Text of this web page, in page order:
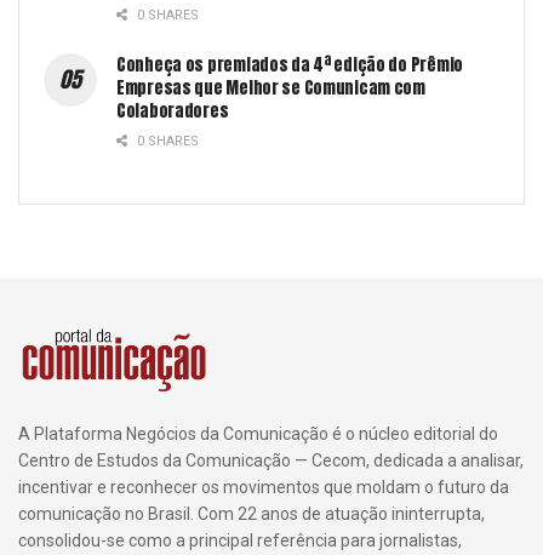
0 SHARES
Conheça os premiados da 4ª edição do Prêmio
Empresas que Melhor se Comunicam com
Colaboradores
0 SHARES
A Plataforma Negócios da Comunicação é o núcleo editorial do
Centro de Estudos da Comunicação — Cecom, dedicada a analisar,
incentivar e reconhecer os movimentos que moldam o futuro da
comunicação no Brasil. Com 22 anos de atuação ininterrupta,
consolidou-se como a principal referência para jornalistas,